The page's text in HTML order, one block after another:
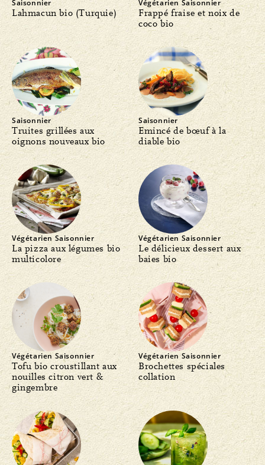
Saisonnier
Lahmacun bio (Turquie)
Végétarien Saisonnier
Frappé fraise et noix de
coco bio
Saisonnier
Truites grillées aux
oignons nouveaux bio
Saisonnier
Emincé de bœuf à la
diable bio
Végétarien Saisonnier
La pizza aux légumes bio
multicolore
Végétarien Saisonnier
Le délicieux dessert aux
baies bio
Végétarien Saisonnier
Tofu bio croustillant aux
nouilles citron vert &
gingembre
Végétarien Saisonnier
Brochettes spéciales
collation